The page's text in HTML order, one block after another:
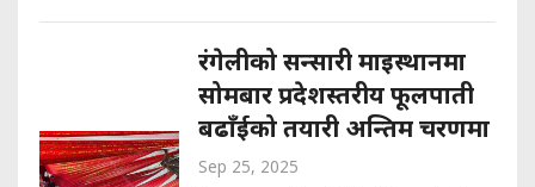
रंगेलीको सन्सारी माइस्थानमा
सोमबार प्रदेशस्तरीय फूलपाती
बढाँईको तयारी अन्तिम चरणमा
Sep 25, 2025